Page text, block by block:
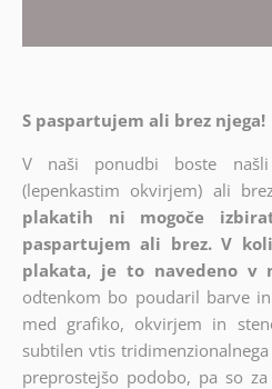
S paspartujem ali brez njega!
V naši ponudbi boste
(lepenkastim okvirjem) ali
plakatih ni mogoče
paspartujem ali brez. V
plakata, je to navedeno v
odtenkom bo poudaril barve
med grafiko, okvirjem in
subtilen vtis
preprostejšo podobo, pa so